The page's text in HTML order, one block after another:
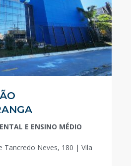
E ENSINO MÉDIO
Tancredo Neves, 180 | Vila